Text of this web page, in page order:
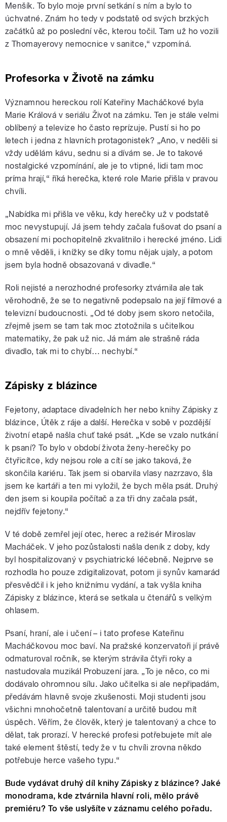
Menšík. To bylo moje první setkání s ním a bylo to
úchvatné. Znám ho tedy v podstatě od svých brzkých
začátků až po poslední věc, kterou točil. Tam už ho vozili
z Thomayerovy nemocnice v sanitce,“ vzpomíná.
Profesorka v Životě na zámku
Významnou hereckou rolí Kateřiny Macháčkové byla
Marie Králová v seriálu Život na zámku. Ten je stále velmi
oblíbený a televize ho často reprízuje. Pustí si ho po
letech i jedna z hlavních protagonistek? „Ano, v neděli si
vždy udělám kávu, sednu si a dívám se. Je to takové
nostalgické vzpomínání, ale je to vtipné, lidi tam moc
príma hrají,“ říká herečka, které role Marie přišla v pravou
chvíli.
„Nabídka mi přišla ve věku, kdy herečky už v podstatě
moc nevystupují. Já jsem tehdy začala fušovat do psaní a
obsazení mi pochopitelně zkvalitnilo i herecké jméno. Lidi
o mně věděli, i knížky se díky tomu nějak ujaly, a potom
jsem byla hodně obsazovaná v divadle.“
Roli nejisté a nerozhodné profesorky ztvárnila ale tak
věrohodně, že se to negativně podepsalo na její filmové a
televizní budoucnosti. „Od té doby jsem skoro netočila,
zřejmě jsem se tam tak moc ztotožnila s učitelkou
matematiky, že pak už nic. Já mám ale strašně ráda
divadlo, tak mi to chybí… nechybí.“
Zápisky z blázince
Fejetony, adaptace divadelních her nebo knihy Zápisky z
blázince, Útěk z ráje a další. Herečka v sobě v pozdější
životní etapě našla chuť také psát. „Kde se vzalo nutkání
k psaní? To bylo v období života ženy-herečky po
čtyřicítce, kdy nejsou role a cítí se jako taková, že
skončila kariéru. Tak jsem si obarvila vlasy nazrzavo, šla
jsem ke kartáři a ten mi vyložil, že bych měla psát. Druhý
den jsem si koupila počítač a za tři dny začala psát,
nejdřív fejetony.“
V té době zemřel její otec, herec a režisér Miroslav
Macháček. V jeho pozůstalosti našla deník z doby, kdy
byl hospitalizovaný v psychiatrické léčebně. Nejprve se
rozhodla ho pouze zdigitalizovat, potom ji synův kamarád
přesvědčil i k jeho knižnímu vydání, a tak vyšla kniha
Zápisky z blázince, která se setkala u čtenářů s velkým
ohlasem.
Psaní, hraní, ale i učení – i tato profese Kateřinu
Macháčkovou moc baví. Na pražské konzervatoři jí právě
odmaturoval ročník, se kterým strávila čtyři roky a
nastudovala muzikál Probuzení jara. „To je něco, co mi
dodávalo ohromnou sílu. Jako učitelka si ale nepřipadám,
předávám hlavně svoje zkušenosti. Moji studenti jsou
všichni mnohočetně talentovaní a určitě budou mít
úspěch. Věřím, že člověk, který je talentovaný a chce to
dělat, tak prorazí. V herecké profesi potřebujete mít ale
také element štěstí, tedy že v tu chvíli zrovna někdo
potřebuje herce vašeho typu.“
Bude vydávat druhý díl knihy Zápisky z blázince? Jaké
monodrama, kde ztvárnila hlavní roli, mělo právě
premiéru? To vše uslyšíte v záznamu celého pořadu.